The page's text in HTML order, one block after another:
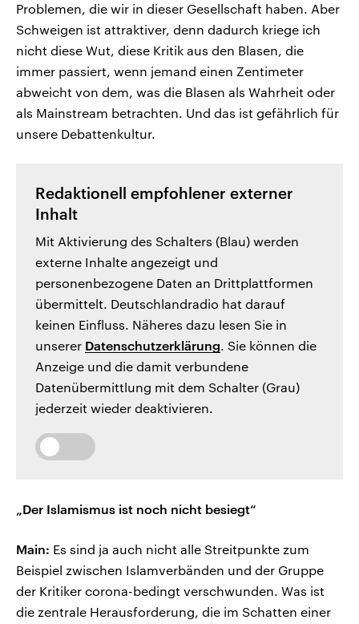
Problemen, die wir in dieser Gesellschaft haben. Aber
Schweigen ist attraktiver, denn dadurch kriege ich
nicht diese Wut, diese Kritik aus den Blasen, die
immer passiert, wenn jemand einen Zentimeter
abweicht von dem, was die Blasen als Wahrheit oder
als Mainstream betrachten. Und das ist gefährlich für
unsere Debattenkultur.
Redaktionell empfohlener externer
Inhalt
Mit Aktivierung des Schalters (Blau) werden
externe Inhalte angezeigt und
personenbezogene Daten an Drittplattformen
übermittelt. Deutschlandradio hat darauf
keinen Einfluss. Näheres dazu lesen Sie in
unserer Datenschutzerklärung. Sie können die
Anzeige und die damit verbundene
Datenübermittlung mit dem Schalter (Grau)
jederzeit wieder deaktivieren.
„Der Islamismus ist noch nicht besiegt“
Main: Es sind ja auch nicht alle Streitpunkte zum
Beispiel zwischen Islamverbänden und der Gruppe
der Kritiker corona-bedingt verschwunden. Was ist
die zentrale Herausforderung, die im Schatten einer